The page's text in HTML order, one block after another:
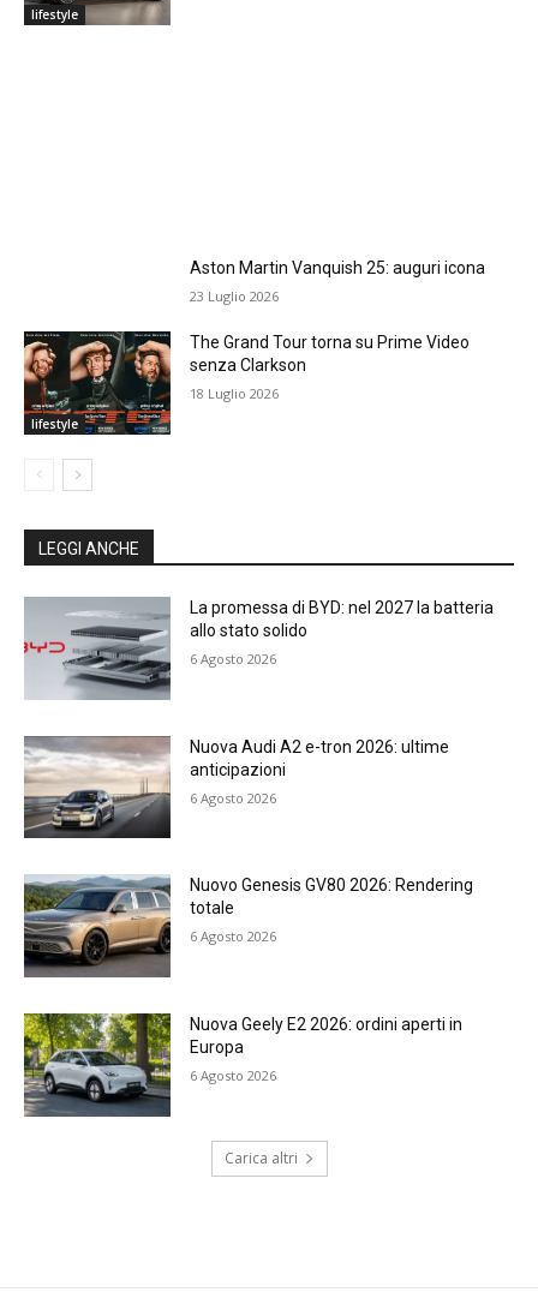
lifestyle
Aston Martin Vanquish 25: auguri icona
23 Luglio 2026
lifestyle
The Grand Tour torna su Prime Video
senza Clarkson
18 Luglio 2026
LEGGI ANCHE
La promessa di BYD: nel 2027 la batteria
allo stato solido
6 Agosto 2026
Nuova Audi A2 e-tron 2026: ultime
anticipazioni
6 Agosto 2026
Nuovo Genesis GV80 2026: Rendering
totale
6 Agosto 2026
Nuova Geely E2 2026: ordini aperti in
Europa
6 Agosto 2026
Carica altri